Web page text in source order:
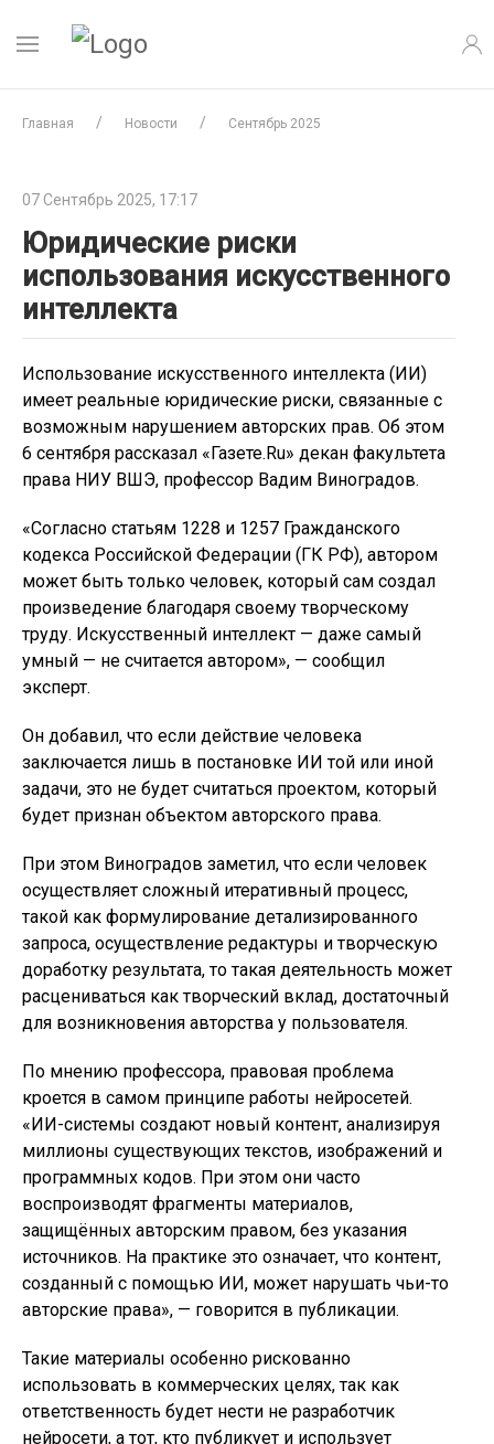
Главная Новости Сентябрь 2025
07 Сентябрь 2025, 17:17
Юридические риски
использования искусственного
интеллекта
Использование искусственного интеллекта (ИИ)
имеет реальные юридические риски, связанные с
возможным нарушением авторских прав. Об этом
6 сентября рассказал «Газете.Ru» декан факультета
права НИУ ВШЭ, профессор Вадим Виноградов.
«Согласно статьям 1228 и 1257 Гражданского
кодекса Российской Федерации (ГК РФ), автором
может быть только человек, который сам создал
произведение благодаря своему творческому
труду. Искусственный интеллект — даже самый
умный — не считается автором», — сообщил
эксперт.
Он добавил, что если действие человека
заключается лишь в постановке ИИ той или иной
задачи, это не будет считаться проектом, который
будет признан объектом авторского права.
При этом Виноградов заметил, что если человек
осуществляет сложный итеративный процесс,
такой как формулирование детализированного
запроса, осуществление редактуры и творческую
доработку результата, то такая деятельность может
расцениваться как творческий вклад, достаточный
для возникновения авторства у пользователя.
По мнению профессора, правовая проблема
кроется в самом принципе работы нейросетей.
«ИИ-системы создают новый контент, анализируя
миллионы существующих текстов, изображений и
программных кодов. При этом они часто
воспроизводят фрагменты материалов,
защищённых авторским правом, без указания
источников. На практике это означает, что контент,
созданный с помощью ИИ, может нарушать чьи-то
авторские права», — говорится в публикации.
Такие материалы особенно рискованно
использовать в коммерческих целях, так как
ответственность будет нести не разработчик
нейросети, а тот, кто публикует и использует